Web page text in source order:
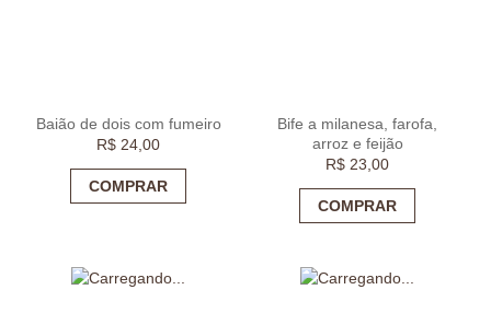
Baião de dois com fumeiro
R$ 24,00
COMPRAR
Bife a milanesa, farofa,
arroz e feijão
R$ 23,00
COMPRAR